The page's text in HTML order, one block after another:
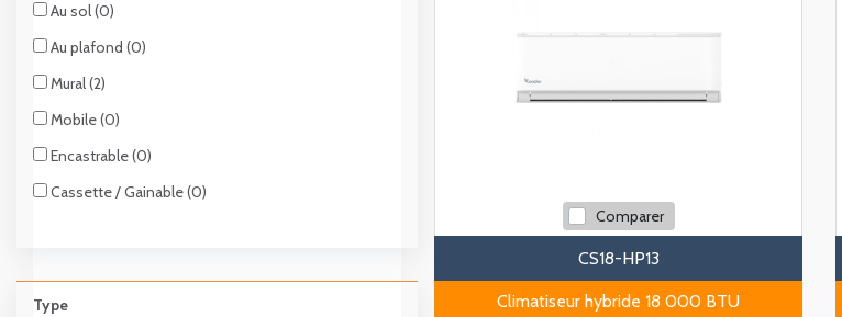
Au sol (0)
Au plafond (0)
Mural (2)
Mobile (0)
Encastrable (0)
Cassette / Gainable (0)
Type
Comparer
CS18-HP13
Climatiseur hybride 18 000 BTU